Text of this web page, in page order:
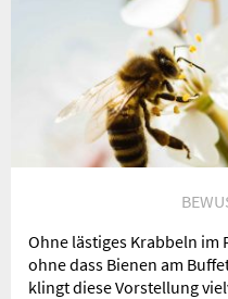
Ohne lästiges Krabbeln im
ohne dass Bienen am
klingt diese Vorstellung